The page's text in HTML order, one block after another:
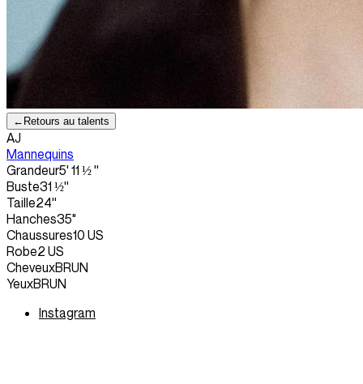
← Retours au talents
AJ
Mannequins
Grandeur5' 11 ½ ''
Buste31 ½''
Taille24''
Hanches35"
Chaussures10 US
Robe2 US
CheveuxBRUN
YeuxBRUN
Instagram